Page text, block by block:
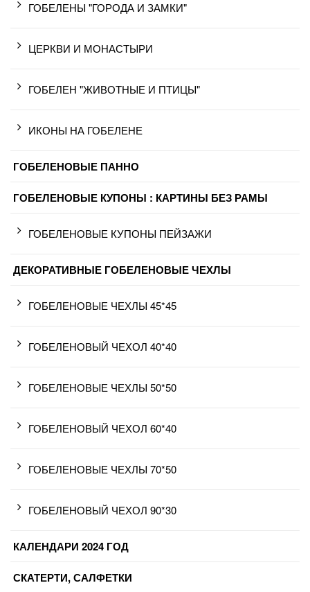
ГОБЕЛЕНЫ "ГОРОДА И ЗАМКИ"
ЦЕРКВИ И МОНАСТЫРИ
ГОБЕЛЕН "ЖИВОТНЫЕ И ПТИЦЫ"
ИКОНЫ НА ГОБЕЛЕНЕ
ГОБЕЛЕНОВЫЕ ПАННО
ГОБЕЛЕНОВЫЕ КУПОНЫ : КАРТИНЫ БЕЗ РАМЫ
ГОБЕЛЕНОВЫЕ КУПОНЫ ПЕЙЗАЖИ
ДЕКОРАТИВНЫЕ ГОБЕЛЕНОВЫЕ ЧЕХЛЫ
ГОБЕЛЕНОВЫЕ ЧЕХЛЫ 45*45
ГОБЕЛЕНОВЫЙ ЧЕХОЛ 40*40
ГОБЕЛЕНОВЫЕ ЧЕХЛЫ 50*50
ГОБЕЛЕНОВЫЙ ЧЕХОЛ 60*40
ГОБЕЛЕНОВЫЕ ЧЕХЛЫ 70*50
ГОБЕЛЕНОВЫЙ ЧЕХОЛ 90*30
КАЛЕНДАРИ 2024 ГОД
СКАТЕРТИ, САЛФЕТКИ